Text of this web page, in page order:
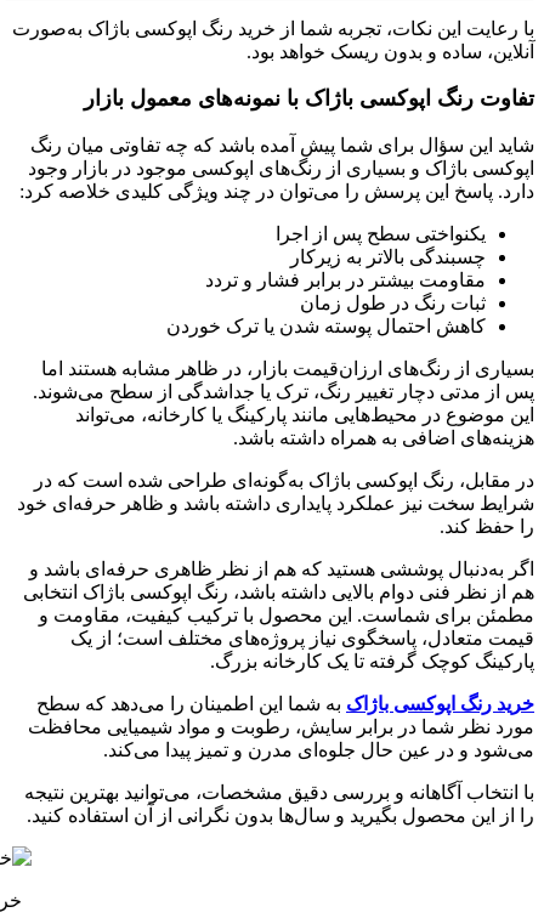
با رعایت این نکات، تجربه شما از خرید رنگ اپوکسی باژاک به‌صورت
آنلاین، ساده و بدون ریسک خواهد بود.
تفاوت رنگ اپوکسی باژاک با نمونه‌های معمول بازار
شاید این سؤال برای شما پیش آمده باشد که چه تفاوتی میان رنگ
اپوکسی باژاک و بسیاری از رنگ‌های اپوکسی موجود در بازار وجود
دارد. پاسخ این پرسش را می‌توان در چند ویژگی کلیدی خلاصه کرد:
یکنواختی سطح پس از اجرا
چسبندگی بالاتر به زیرکار
مقاومت بیشتر در برابر فشار و تردد
ثبات رنگ در طول زمان
کاهش احتمال پوسته شدن یا ترک خوردن
بسیاری از رنگ‌های ارزان‌قیمت بازار، در ظاهر مشابه هستند اما
پس از مدتی دچار تغییر رنگ، ترک یا جداشدگی از سطح می‌شوند.
این موضوع در محیط‌هایی مانند پارکینگ یا کارخانه، می‌تواند
هزینه‌های اضافی به همراه داشته باشد.
در مقابل، رنگ اپوکسی باژاک به‌گونه‌ای طراحی شده است که در
شرایط سخت نیز عملکرد پایداری داشته باشد و ظاهر حرفه‌ای خود
را حفظ کند.
اگر به‌دنبال پوششی هستید که هم از نظر ظاهری حرفه‌ای باشد و
هم از نظر فنی دوام بالایی داشته باشد، رنگ اپوکسی باژاک انتخابی
مطمئن برای شماست. این محصول با ترکیب کیفیت، مقاومت و
قیمت متعادل، پاسخگوی نیاز پروژه‌های مختلف است؛ از یک
پارکینگ کوچک گرفته تا یک کارخانه بزرگ.
خرید رنگ اپوکسی باژاک به شما این اطمینان را می‌دهد که سطح
مورد نظر شما در برابر سایش، رطوبت و مواد شیمیایی محافظت
می‌شود و در عین حال جلوه‌ای مدرن و تمیز پیدا می‌کند.
با انتخاب آگاهانه و بررسی دقیق مشخصات، می‌توانید بهترین نتیجه
را از این محصول بگیرید و سال‌ها بدون نگرانی از آن استفاده کنید.